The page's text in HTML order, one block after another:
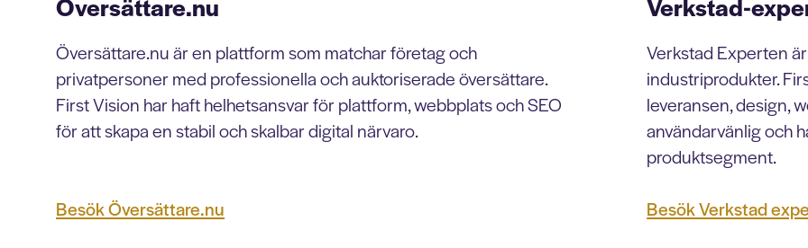
Översättare.nu är en plattform som matchar företag och
privatpersoner med professionella och auktoriserade översättare.
First Vision har haft helhetsansvar för plattform, webbplats och SEO
för att skapa en stabil och skalbar digital närvaro.
Besök Översättare.nu
Verkstad Experten
industriprodukter.
leveransen, design,
användarvänlig och
produktsegment.
Besök Verkstad